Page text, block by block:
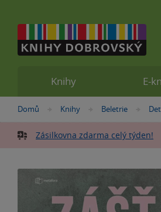
Nacházíte
zde:
Domů »
Knihy »
Beletrie »
Zásilkovna zdarma celý týden!
Knihy E-